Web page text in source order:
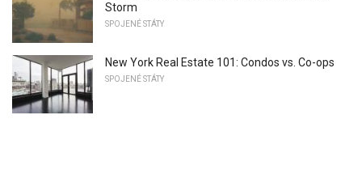
Storm
SPOJENÉ STÁTY
New York Real Estate 101: Condos vs. Co-ops
SPOJENÉ STÁTY